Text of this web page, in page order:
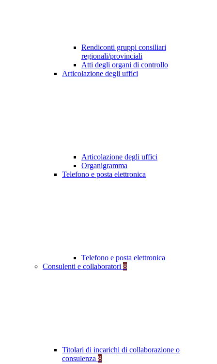
Rendiconti gruppi consiliari
regionali/provinciali
Atti degli organi di controllo
Articolazione degli uffici
Articolazione degli uffici
Organigramma
Telefono e posta elettronica
Telefono e posta elettronica
Consulenti e collaboratori 8
Titolari di incarichi di collaborazione o
consulenza 8